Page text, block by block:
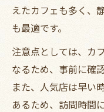
えたカフェも多く、
も最適です。
注意点としては、カ
なるため、事前に確
また、人気店は早い
あるため、訪問時間